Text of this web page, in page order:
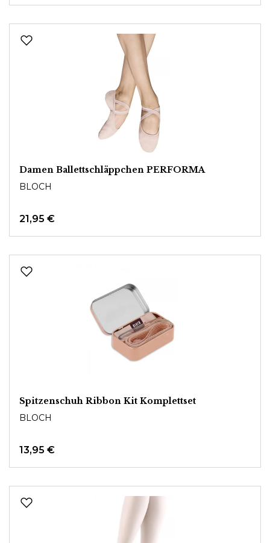
Damen Ballettschläppchen PERFORMA
BLOCH
21,95 €
Spitzenschuh Ribbon Kit Komplettset
BLOCH
13,95 €